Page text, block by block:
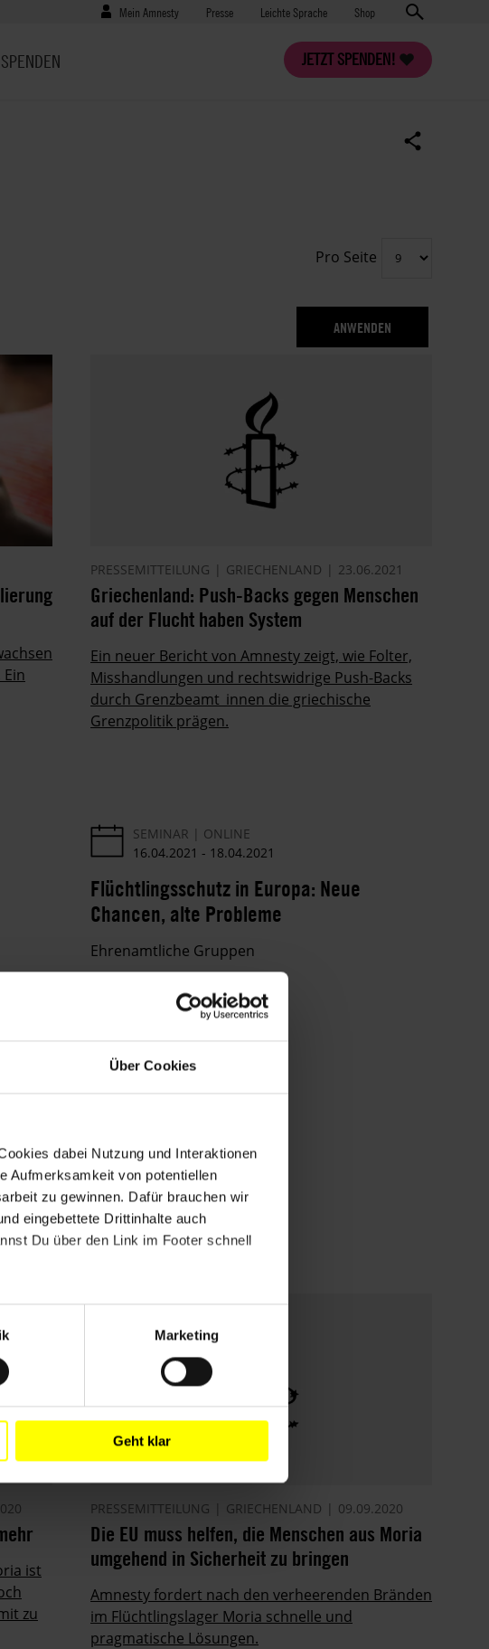
Über Cookies
dabei Nutzung und Interaktionen
Aufmerksamkeit von potentiellen
zu gewinnen. Dafür brauchen wir
eingebettete Drittinhalte auch
Du über den Link im Footer schnell
Marketing
Geht klar
Benutzermenü
Mein Amnesty Presse
Presse Leichte Sprache Shop
JETZT SPENDEN!
SPENDEN
Pro Seite
PRESSEMITTEILUNG GRIECHENLAND 23.06.2021
Griechenland: Push-Backs gegen Menschen
auf der Flucht haben System
Ein neuer Bericht von Amnesty zeigt, wie Folter,
Misshandlungen und rechtswidrige Push-Backs
durch Grenzbeamt_innen die griechische
Grenzpolitik prägen.
SEMINAR
ONLINE
16.04.2021 - 18.04.2021
Flüchtlingsschutz in Europa: Neue
Chancen, alte Probleme
Ehrenamtliche Gruppen
ist
zu
PRESSEMITTEILUNG GRIECHENLAND 09.09.2020
Die EU muss helfen, die Menschen aus Moria
umgehend in Sicherheit zu bringen
Amnesty fordert nach den verheerenden Bränden
im Flüchtlingslager Moria schnelle und
pragmatische Lösungen.